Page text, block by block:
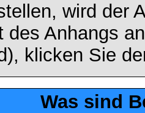
wird der
des Anhangs
klicken Sie
Was sind